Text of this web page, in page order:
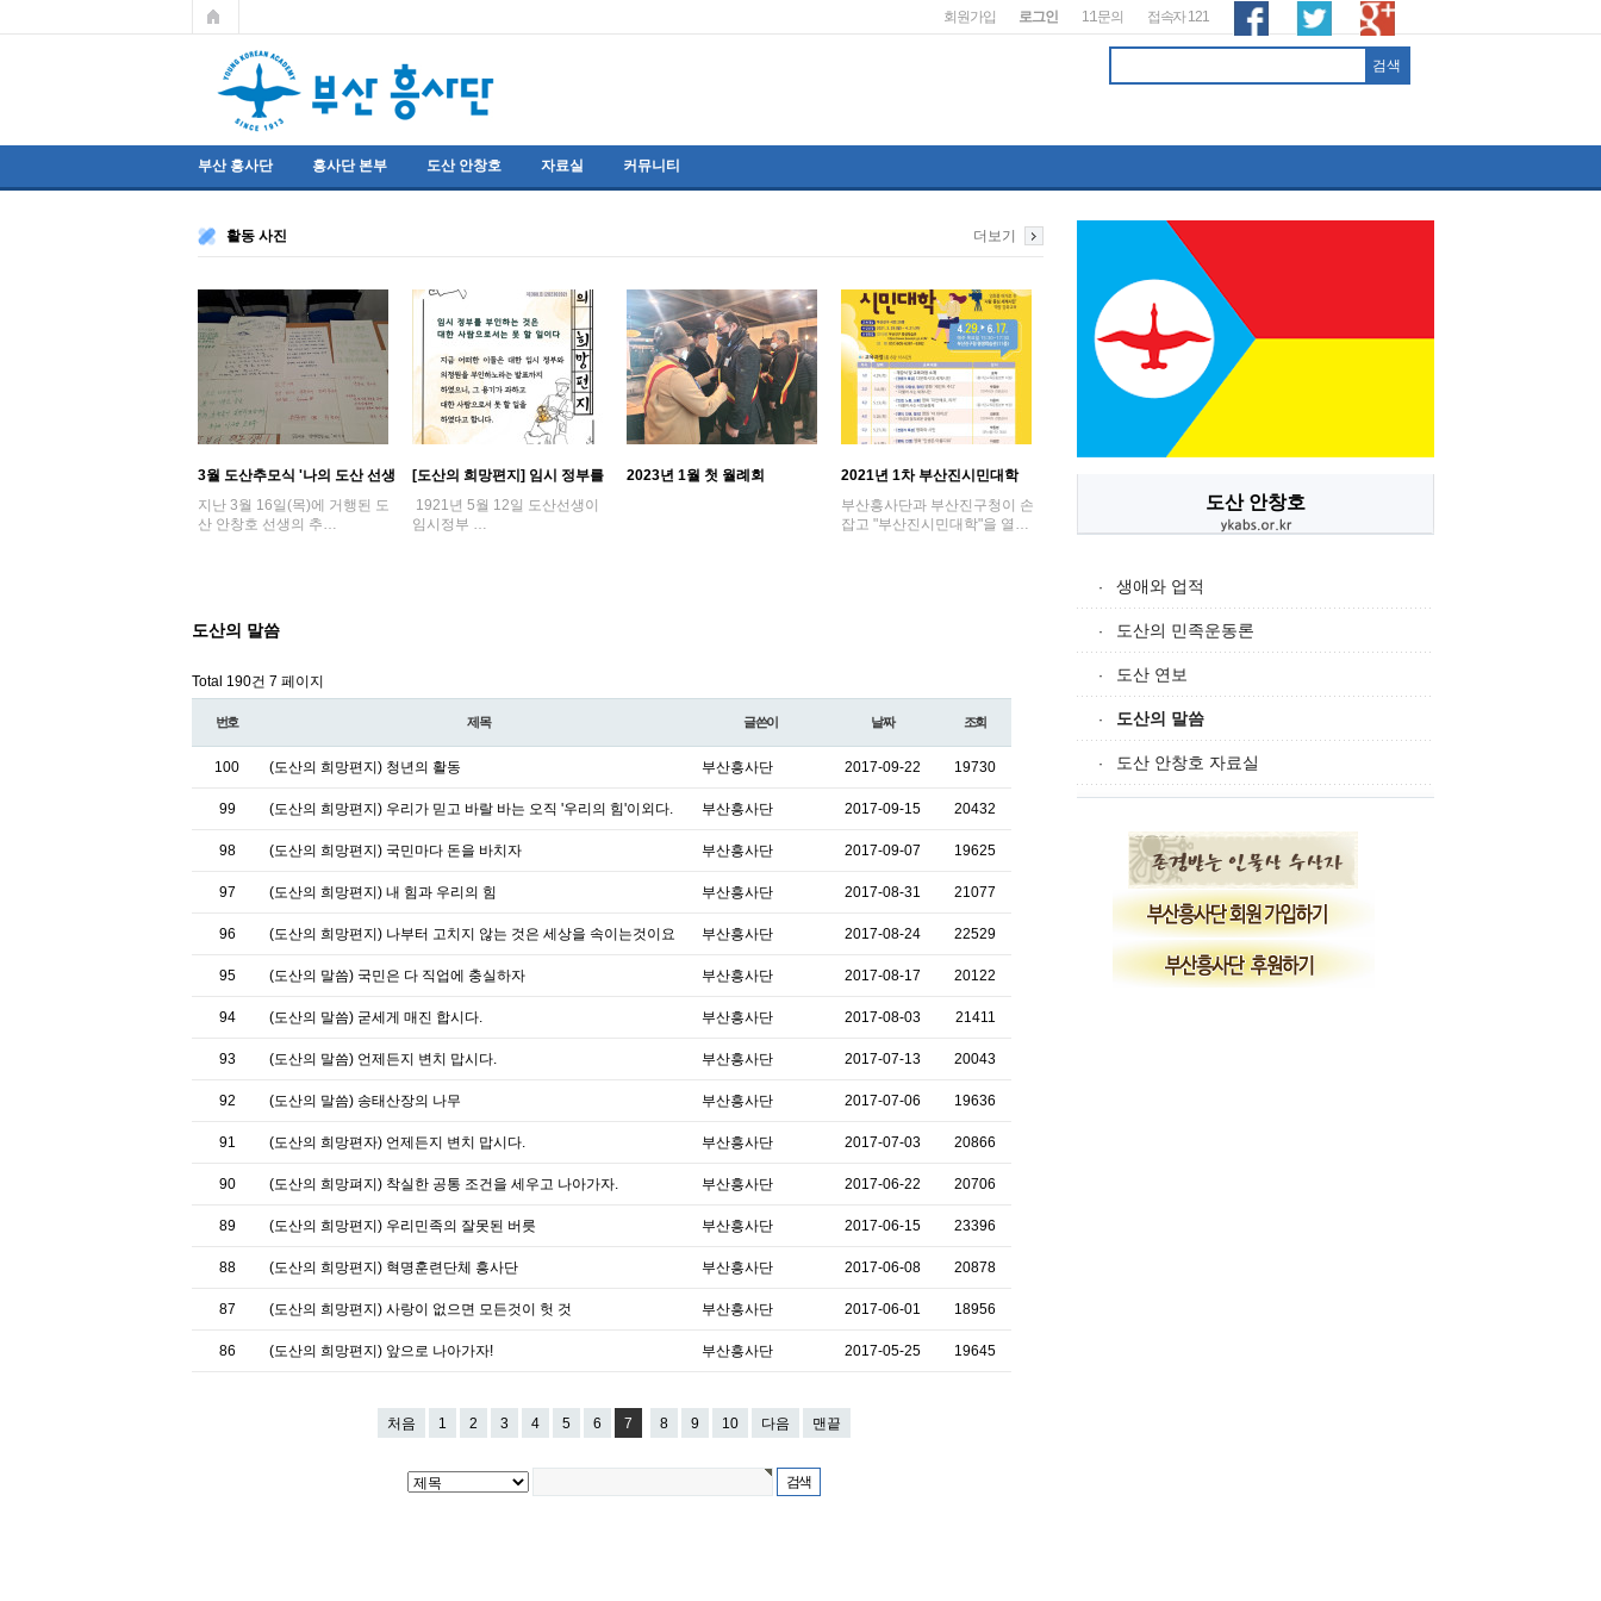
회원가입 로그인 1:1문의 접속자 121
부산 흥사단 흥사단 본부 도산 안창호 자료실 커뮤니티
도산 안창호
· 생애와 업적
· 도산의 민족운동론
· 도산 연보
· 도산의 말씀
· 도산 안창호 자료실
활동 사진
3월 도산추모식 '나의 도산 선생
님'
지난 3월 16일(목)에 거행된 도
산 안창호 선생의 추…
[도산의 희망편지] 임시 정부를
부인하는 것은…
1921년 5월 12일 도산선생이
임시정부 …
2023년 1월 첫 월례회
2021년 1차 부산진시민대학
부산흥사단과 부산진구청이 손
잡고 "부산진시민대학"을 열…
더보기
도산의 말씀
Total 190건 7 페이지
번호 제목 글쓴이 날짜 조회
100 (도산의 희망편지) 청년의 활동 부산흥사단 2017-09-22 19730
99 (도산의 희망편지) 우리가 믿고 바랄 바는 오직 '우리의 힘'이외다. 부산흥사단 2017-09-15 20432
98 (도산의 희망편지) 국민마다 돈을 바치자 부산흥사단 2017-09-07 19625
97 (도산의 희망편지) 내 힘과 우리의 힘 부산흥사단 2017-08-31 21077
96 (도산의 희망편지) 나부터 고치지 않는 것은 세상을 속이는것이요 부산흥사단 2017-08-24 22529
95 (도산의 말씀) 국민은 다 직업에 충실하자 부산흥사단 2017-08-17 20122
94 (도산의 말씀) 굳세게 매진 합시다. 부산흥사단 2017-08-03 21411
93 (도산의 말씀) 언제든지 변치 맙시다. 부산흥사단 2017-07-13 20043
92 (도산의 말씀) 송태산장의 나무 부산흥사단 2017-07-06 19636
91 (도산의 희망편자) 언제든지 변치 맙시다. 부산흥사단 2017-07-03 20866
90 (도산의 희망펴지) 착실한 공통 조건을 세우고 나아가자. 부산흥사단 2017-06-22 20706
89 (도산의 희망편지) 우리민족의 잘못된 버릇 부산흥사단 2017-06-15 23396
88 (도산의 희망편지) 혁명훈련단체 흥사단 부산흥사단 2017-06-08 20878
87 (도산의 희망편지) 사랑이 없으면 모든것이 헛 것 부산흥사단 2017-06-01 18956
86 (도산의 희망편지) 앞으로 나아가자! 부산흥사단 2017-05-25 19645
처음 1 2 3 4 5 6 7 8 9 10 다음 맨끝